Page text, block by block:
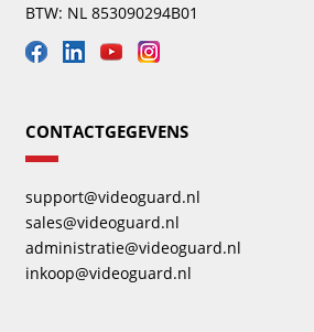
BTW: NL 853090294B01
CONTACTGEGEVENS
support@videoguard.nl
sales@videoguard.nl
administratie@videoguard.nl
inkoop@videoguard.nl